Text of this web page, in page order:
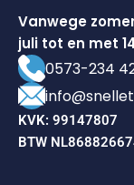
Vanwege
juli tot en met
0573-234
KVK: 99147807
BTW